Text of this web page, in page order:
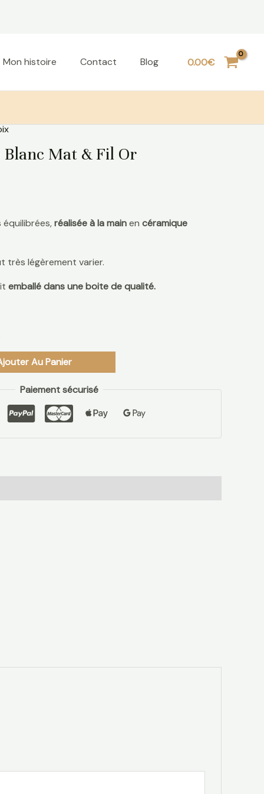
Mon histoire Contact Blog 0.00€
Mat & Fil Or
équilibrées,réalisée à la mainen céramique
très légèrement varier.
emballé dans une boite de qualité.
Au Panier
Paiement sécurisé